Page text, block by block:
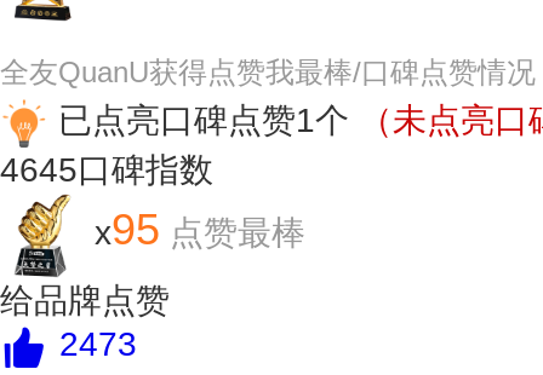
全友QuanU获得点赞我最棒/口碑点赞情况
已点亮口碑点赞1个
（未点亮
4645口碑指数
x95 点赞最棒
给品牌点赞
2473